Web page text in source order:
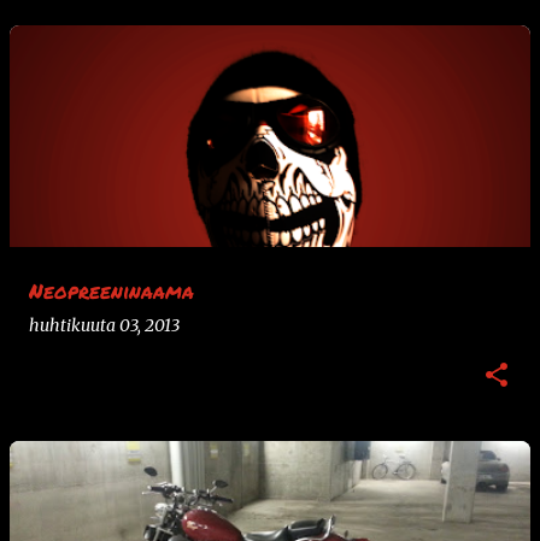
Neopreeninaama
huhtikuuta 03, 2013